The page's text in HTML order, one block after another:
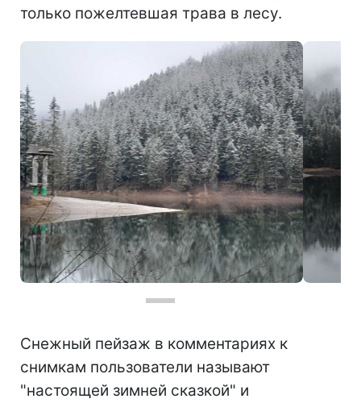
только пожелтевшая трава в лесу.
Снежный пейзаж в комментариях к
снимкам пользователи называют
"настоящей зимней сказкой" и